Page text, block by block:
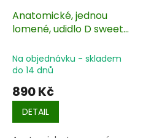
Anatomické, jednou
lomené, udidlo D sweet
Na objednávku - skladem
do 14 dnů
890 Kč
DETAIL